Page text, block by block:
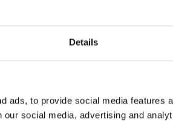
Details
ads, to provide social media features
social media, advertising and
Jahres. Auch gutes Eisangeln.
Angelrute, Pimpelangel und
in Begleitung eines